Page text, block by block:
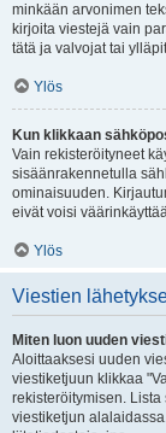
minkään arvonimen
kirjoita viestejä vain
tätä ja valvojat tai
Ylös
Kun klikkaan
Vain rekisteröityneet
sisäänrakennetulla
ominaisuuden.
eivät voisi
Ylös
Viestien
Miten luon uuden
Aloittaaksesi uuden
viestiketjuun klikkaa
rekisteröitymisen.
viestiketjun